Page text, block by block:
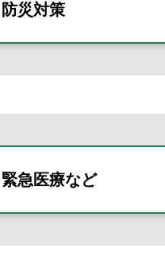
防災対策
緊急医療など